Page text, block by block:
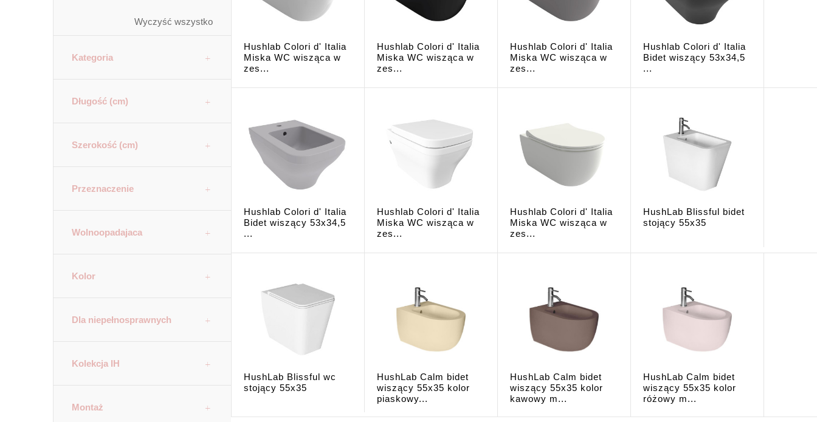
Wyczyść wszystko
Kategoria
Długość (cm)
Szerokość (cm)
Przeznaczenie
Wolnoopadajaca
Kolor
Dla niepełnosprawnych
Kolekcja IH
Montaż
Hushlab Colori d' Italia
Miska WC wisząca w
zes...
Hushlab Colori d' Italia
Miska WC wisząca w
zes...
Hushlab Colori d' Italia
Miska WC wisząca w
zes...
Hushlab Colori d' Italia
Bidet wiszący 53x34,5
...
Hushlab Colori d' Italia
Bidet wiszący 53x34,5
...
Hushlab Colori d' Italia
Miska WC wisząca w
zes...
Hushlab Colori d' Italia
Miska WC wisząca w
zes...
HushLab Blissful bidet
stojący 55x35
HushLab Blissful wc
stojący 55x35
HushLab Calm bidet
wiszący 55x35 kolor
piaskowy...
HushLab Calm bidet
wiszący 55x35 kolor
kawowy m...
HushLab Calm bidet
wiszący 55x35 kolor
różowy m...